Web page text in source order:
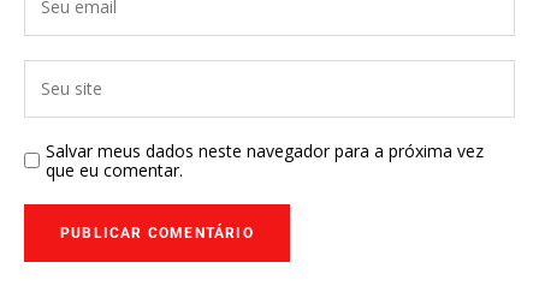
Salvar meus dados neste navegador para a próxima vez
que eu comentar.